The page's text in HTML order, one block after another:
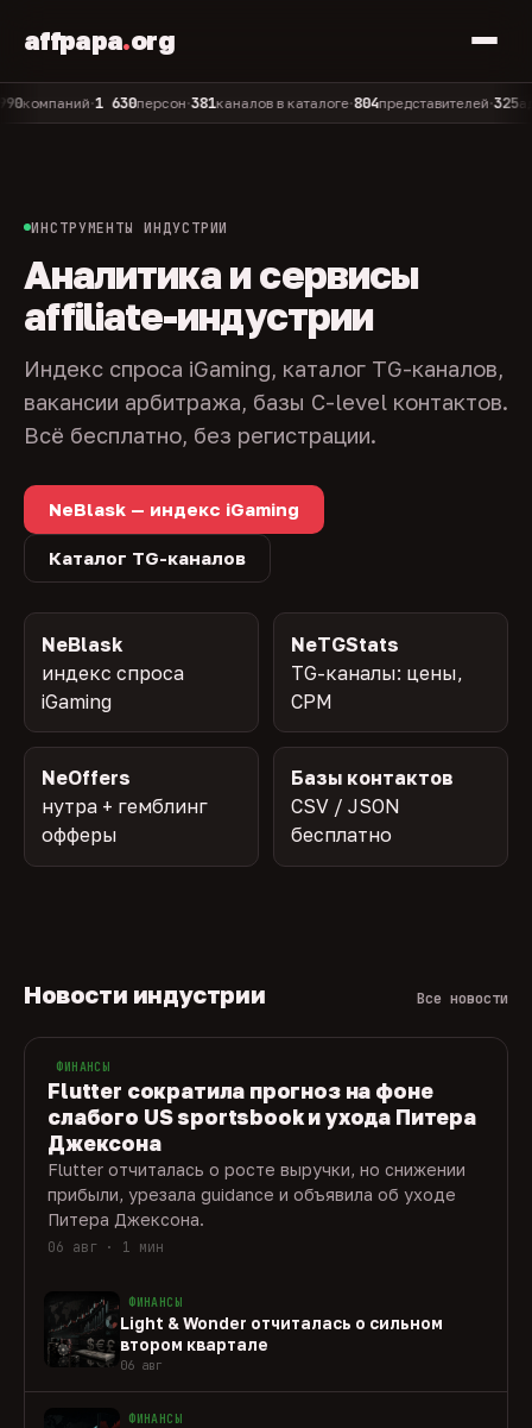
affpapa.org
•1 630персон•381каналов в каталоге•804представителей•325
ИНСТРУМЕНТЫ ИНДУСТРИИ
Аналитика и сервисы
affiliate-индустрии
Индекс спроса iGaming, каталог TG-каналов,
вакансии арбитража, базы C-level контактов.
Всё бесплатно, без регистрации.
NeBlask — индекс iGaming
Каталог TG-каналов
NeBlask
индекс спроса
iGaming
NeTGStats
TG-каналы: цены,
CPM
NeOffers
нутра + гемблинг
офферы
Базы контактов
CSV / JSON
бесплатно
Новости индустрии Все новости
ФИНАНСЫ
Flutter сократила прогноз на фоне
слабого US sportsbook и ухода Питера
Джексона
Flutter отчиталась о росте выручки, но снижении
прибыли, урезала guidance и объявила об уходе
Питера Джексона.
06 авг · 1 мин
ФИНАНСЫ
Light & Wonder отчиталась о сильном
втором квартале
06 авг
ФИНАНСЫ